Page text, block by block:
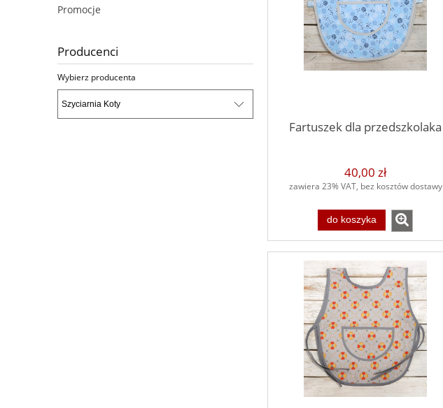
Promocje
Producenci
Wybierz producenta
Fartuszek dla przedszkolaka
40,00 zł
zawiera 23% VAT, bez kosztów dostawy
do koszyka